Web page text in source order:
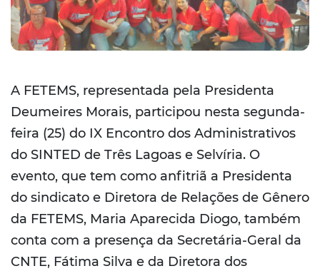
A FETEMS, representada pela Presidenta
Deumeires Morais, participou nesta segunda-
feira (25) do IX Encontro dos Administrativos
do SINTED de Três Lagoas e Selvíria. O
evento, que tem como anfitriã a Presidenta
do sindicato e Diretora de Relações de Gênero
da FETEMS, Maria Aparecida Diogo, também
conta com a presença da Secretária-Geral da
CNTE, Fátima Silva e da Diretora dos